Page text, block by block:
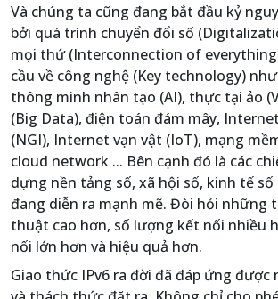
Và chúng ta cũng đang bắt đầu kỷ
bởi quá trình chuyển đổi số
mọi thứ (Interconnection of
cầu về công nghệ (Key technology)
thông minh nhân tạo (AI), thực tại ảo
(Big Data), điện toán đám mây,
(NGI), Internet vạn vật (IoT), mạng
cloud network ... Bên cạnh đó là các
dựng nền tảng số, xã hội số, kinh tế
đang diễn ra mạnh mẽ. Đòi hỏi những
thuật cao hơn, số lượng kết nối nhiều
nối lớn hơn và hiệu quả hơn.
Giao thức IPv6 ra đời đã đáp ứng được